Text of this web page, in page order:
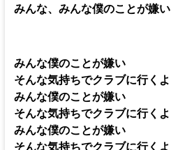
みんな、みんな僕のことが嫌い
みんな僕のことが嫌い
そんな気持ちでクラブに行くよ
みんな僕のことが嫌い
そんな気持ちでクラブに行くよ
みんな僕のことが嫌い
そんな気持ちでクラブに行くよ